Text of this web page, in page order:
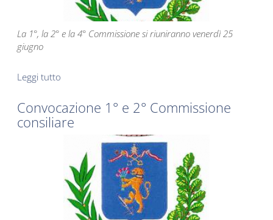
La 1°, la 2° e la 4° Commissione si riuniranno venerdì 25
giugno
Leggi tutto
Convocazione 1° e 2° Commissione
consiliare